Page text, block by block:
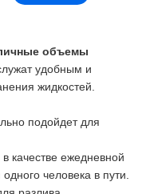
объемы
удобным и
жидкостей.
подойдет для
качестве ежедневной
человека в пути.